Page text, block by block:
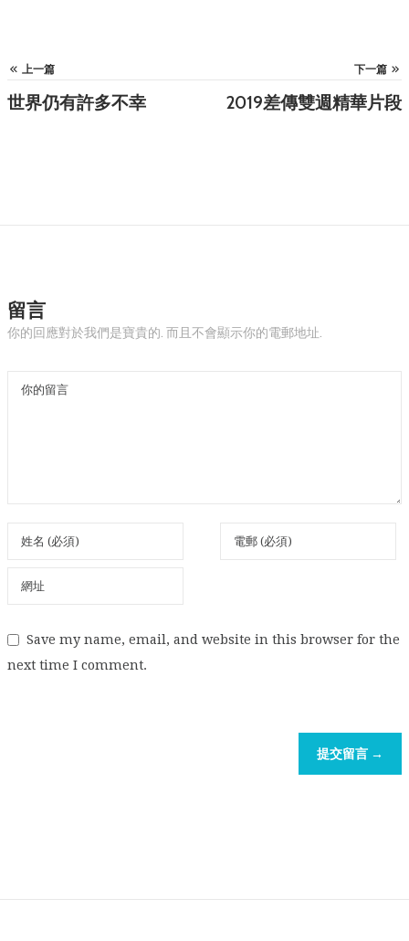
上一篇
世界仍有許多不幸
下一篇
2019差傳雙週精華片段
留言
你的回應對於我們是寶貴的. 而且不會顯示你的電郵地址.
Save my name, email, and website in this browser for the
next time I comment.
提交留言 →